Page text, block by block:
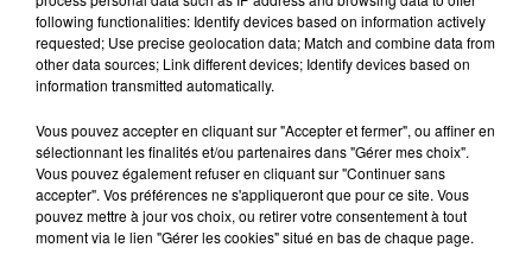
15 juillet 2026
BÉTHUNE: ENQUÊTE POUR HOMICIDE
VOLONTAIRE EN COURS, APRÈS LA...
Selon les premiers éléments, le logement servait
à des prostituées
following functionalities: Identify devices based on information actively
requested; Use precise geolocation data; Match and combine data from
other data sources; Link different devices; Identify devices based on
information transmitted automatically.
Vous pouvez accepter en cliquant sur "Accepter et fermer", ou affiner en
sélectionnant les finalités et/ou partenaires dans "Gérer mes choix".
Vous pouvez également refuser en cliquant sur "Continuer sans
accepter". Vos préférences ne s'appliqueront que pour ce site. Vous
pouvez mettre à jour vos choix, ou retirer votre consentement à tout
moment via le lien "Gérer les cookies" situé en bas de chaque page.